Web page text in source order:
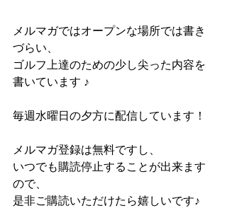
メルマガではオープンな場所では書き
づらい、
ゴルフ上達のための少し尖った内容を
書いています ♪
毎週水曜日の夕方に配信しています！
メルマガ登録は無料ですし、
いつでも購読停止することが出来ます
ので、
是非ご購読いただけたら嬉しいです♪